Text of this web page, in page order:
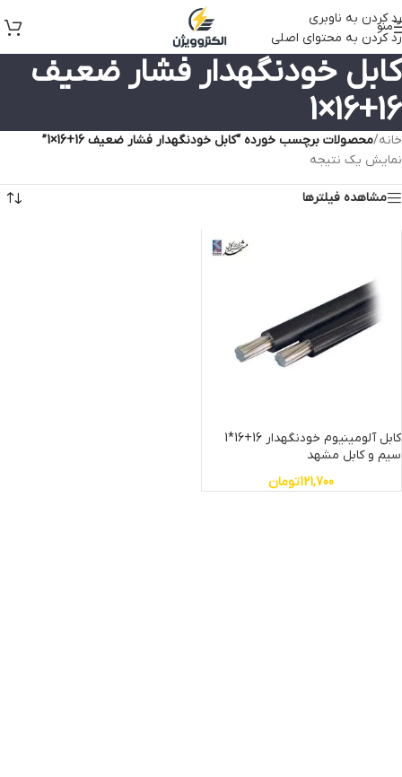
رد کردن به ناوبری
رد کردن به محتوای اصلی
منو
کابل خودنگهدار فشار ضعیف
16+16×1
خانه/محصولات برچسب خورده “کابل خودنگهدار فشار ضعیف 16+16×1”
نمایش یک نتیجه
مشاهده فیلترها
کابل آلومینیوم خودنگهدار 16+16*1
سیم و کابل مشهد
121,700تومان